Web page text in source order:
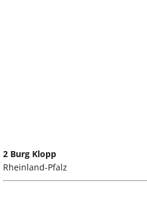
2 Burg Klopp
Rheinland-Pfalz